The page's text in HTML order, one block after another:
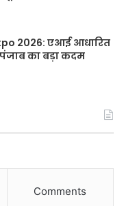
2026: एआई आधारित
का बड़ा कदम
Comments